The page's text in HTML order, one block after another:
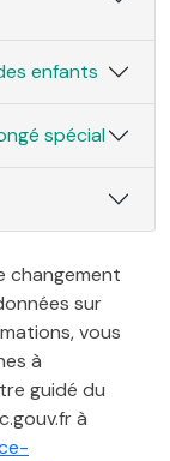
enfants
spécial
changement
sur
vous
à
guidé du
à